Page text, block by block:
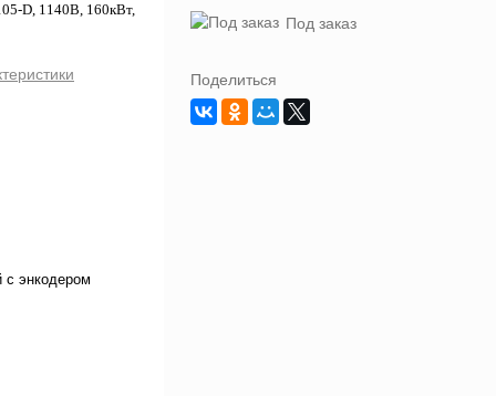
D, 1140В, 160кВт,
с энкодером
Под заказ
Поделиться